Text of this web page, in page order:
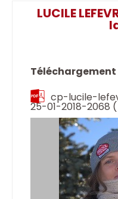
LUCILE
Téléchargement
cp-lucile-
25-01-2018-2068